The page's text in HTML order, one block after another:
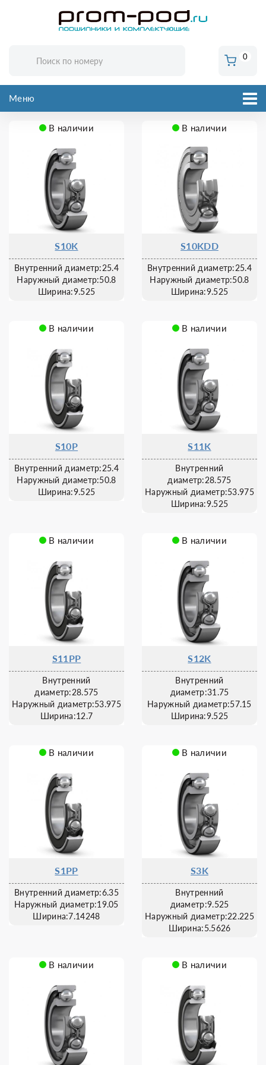
0
Меню
В наличии
S10K
Внутренний диаметр:25.4
Наружный диаметр:50.8
Ширина:9.525
В наличии
S10KDD
Внутренний диаметр:25.4
Наружный диаметр:50.8
Ширина:9.525
В наличии
S10P
Внутренний диаметр:25.4
Наружный диаметр:50.8
Ширина:9.525
В наличии
S11K
Внутренний
диаметр:28.575
Наружный диаметр:53.975
Ширина:9.525
В наличии
S11PP
Внутренний
диаметр:28.575
Наружный диаметр:53.975
Ширина:12.7
В наличии
S12K
Внутренний
диаметр:31.75
Наружный диаметр:57.15
Ширина:9.525
В наличии
S1PP
Внутренний диаметр:6.35
Наружный диаметр:19.05
Ширина:7.14248
В наличии
S3K
Внутренний
диаметр:9.525
Наружный диаметр:22.225
Ширина:5.5626
В наличии В наличии